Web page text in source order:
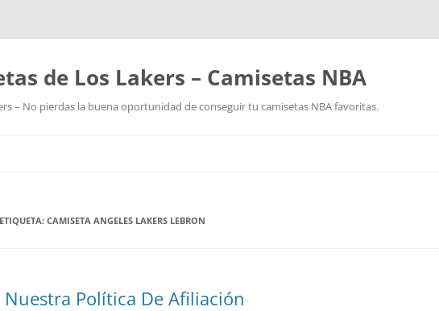
de Los Lakers – Camisetas NBA
– No pierdas la buena oportunidad de conseguir tu camisetas NBA favoritas.
CAMISETA ANGELES LAKERS LEBRON
Nuestra Política De Afiliación